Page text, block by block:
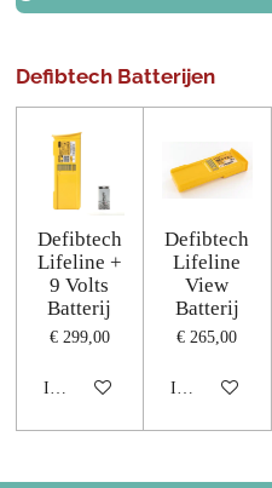
Defibtech Batterijen
Defibtech
Lifeline +
9 Volts
Batterij
€ 299,00
In winkelwagen
Defibtech
Lifeline
View
Batterij
€ 265,00
In winkelwagen